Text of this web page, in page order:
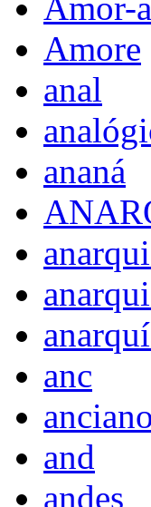
Amor-
Amore
anal
ananá
anc
anciano
and
andes